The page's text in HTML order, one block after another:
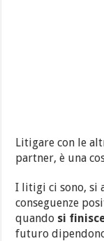
Litigare con le
partner, è una
I litigi ci sono, si
conseguenze
quando si
futuro